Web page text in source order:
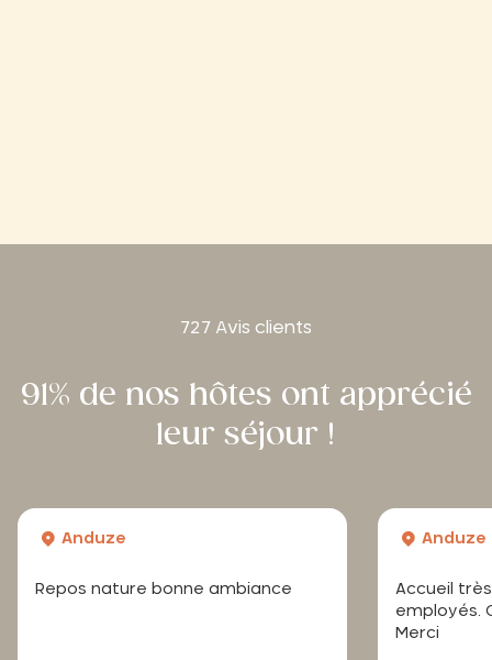
727 Avis clients
91% de nos hôtes ont apprécié
leur séjour !
Anduze
Repos nature bonne ambiance
Anduze
Accueil
employés.
Merci